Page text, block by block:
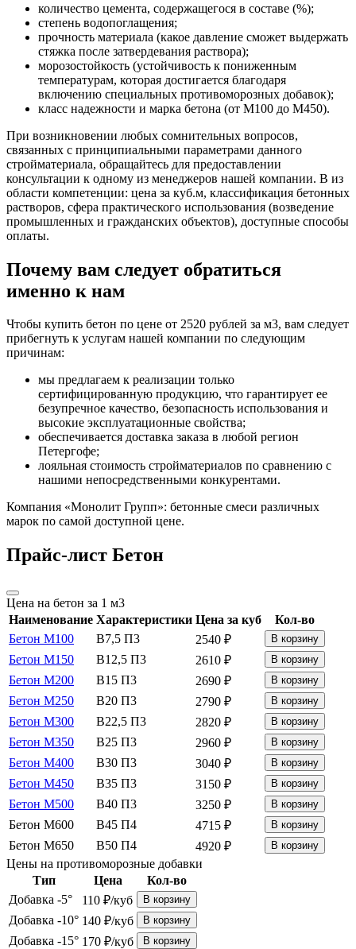
количество цемента, содержащегося в составе (%);
степень водопоглащения;
прочность материала (какое давление сможет выдержать
стяжка после затвердевания раствора);
морозостойкость (устойчивость к пониженным
температурам, которая достигается благодаря
включению специальных противоморозных добавок);
класс надежности и марка бетона (от М100 до М450).
При возникновении любых сомнительных вопросов,
связанных с принципиальными параметрами данного
стройматериала, обращайтесь для предоставлении
консультации к одному из менеджеров нашей компании. В из
области компетенции: цена за куб.м, классификация бетонных
растворов, сфера практического использования (возведение
промышленных и гражданских объектов), доступные способы
оплаты.
Почему вам следует обратиться
именно к нам
Чтобы купить бетон по цене от 2520 рублей за м3, вам следует
прибегнуть к услугам нашей компании по следующим
причинам:
мы предлагаем к реализации только
сертифицированную продукцию, что гарантирует ее
безупречное качество, безопасность использования и
высокие эксплуатационные свойства;
обеспечивается доставка заказа в любой регион
Петергофе;
лояльная стоимость стройматериалов по сравнению с
нашими непосредственными конкурентами.
Компания «Монолит Групп»: бетонные смеси различных
марок по самой доступной цене.
Прайс-лист Бетон
Цена на бетон за 1 м3
Наименование Ха­рак­те­рис­ти­ки Цена за куб
Кол-во
Бетон М100
В7,5 П3 2540 ₽ В корзину
Бетон М150 В12,5 П3 2610 ₽ В корзину
Бетон М200 В15 П3 2690 ₽ В корзину
Бетон М250 В20 П3 2790 ₽ В корзину
Бетон М300 В22,5 П3 2820 ₽ В корзину
Бетон М350 В25 П3 2960 ₽ В корзину
Бетон М400 В30 П3 3040 ₽ В корзину
Бетон М450 В35 П3 3150 ₽ В корзину
Бетон М500 В40 П3 3250 ₽ В корзину
Бетон М600 В45 П4 4715 ₽ В корзину
Бетон М650 В50 П4 4920 ₽ В корзину
Цены на противоморозные добавки
Тип
Цена
Кол-во
Добавка -5°
110 ₽/куб В корзину
Добавка -10° 140 ₽/куб В корзину
Добавка -15° 170 ₽/куб В корзину